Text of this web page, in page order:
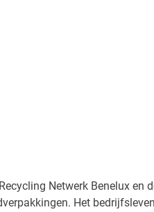
Netwerk Benelux en
Het